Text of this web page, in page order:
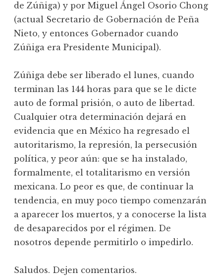
de Zúñiga) y por Miguel Ángel Osorio Chong
(actual Secretario de Gobernación de Peña
Nieto, y entonces Gobernador cuando
Zúñiga era Presidente Municipal).
Zúñiga debe ser liberado el lunes, cuando
terminan las 144 horas para que se le dicte
auto de formal prisión, o auto de libertad.
Cualquier otra determinación dejará en
evidencia que en México ha regresado el
autoritarismo, la represión, la persecusión
política, y peor aún: que se ha instalado,
formalmente, el totalitarismo en versión
mexicana. Lo peor es que, de continuar la
tendencia, en muy poco tiempo comenzarán
a aparecer los muertos, y a conocerse la lista
de desaparecidos por el régimen. De
nosotros depende permitirlo o impedirlo.
Saludos. Dejen comentarios.